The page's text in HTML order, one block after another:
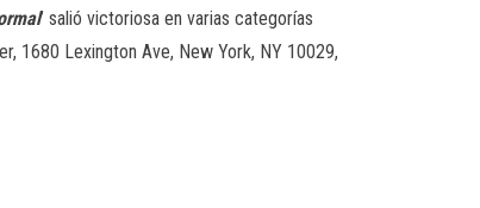
’ salió victoriosa en varias categorías
1680 Lexington Ave, New York, NY 10029,